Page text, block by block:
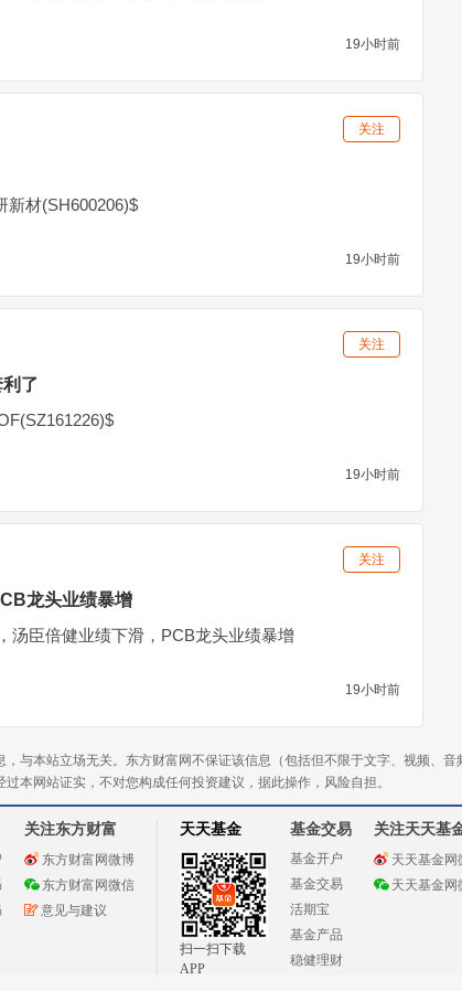
19小时前
关注
新材(SH600206)$
19小时前
关注
了
19小时前
关注
龙头业绩暴增
汤臣倍健业绩下滑，PCB龙头业绩暴增
19小时前
与本站立场无关。东方财富网不保证该信息（包括但不限于文字、视频、
本网站证实，不对您构成任何投资建议，据此操作，风险自担。
关注东方财富
东方财富网微博
东方财富网微信
意见与建议
天天基金
扫一扫下载
APP
基金交易
基金开户
基金交易
活期宝
基金产品
稳健理财
关注天天基
天天基金网
天天基金网